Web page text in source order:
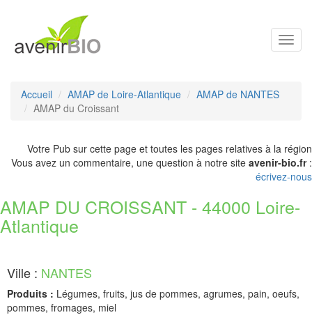
Accueil AMAP de Loire-Atlantique
AMAP de NANTES
AMAP du Croissant
Votre Pub sur cette page et toutes les pages relatives à la région
Vous avez un commentaire, une question à notre site avenir-bio.fr:
écrivez-nous
AMAP DU CROISSANT - 44000 Loire-
Atlantique
Ville : NANTES
Produits : Légumes, fruits, jus de pommes, agrumes, pain, oeufs,
pommes, fromages, miel